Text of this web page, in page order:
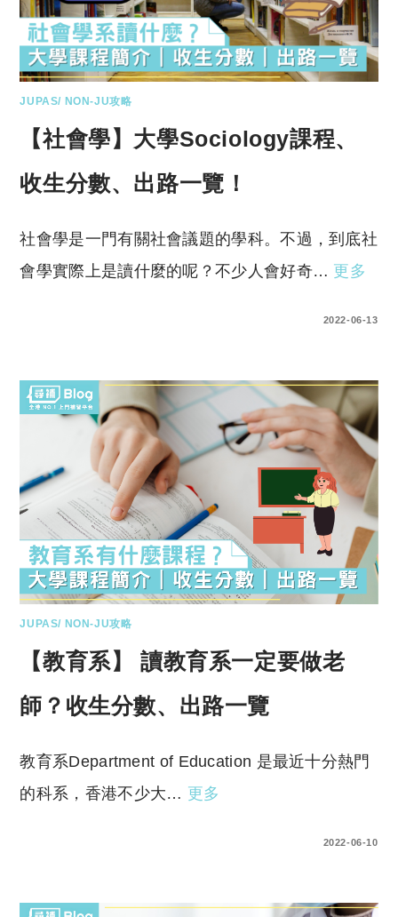
JUPAS/ NON-JU攻略
【社會學】大學Sociology課程、
收生分數、出路一覽！
社會學是一門有關社會議題的學科。不過，到底社
會學實際上是讀什麼的呢？不少人會好奇… 更多
2022-06-13
JUPAS/ NON-JU攻略
【教育系】 讀教育系一定要做老
師？收生分數、出路一覽
教育系Department of Education 是最近十分熱門
的科系，香港不少大… 更多
2022-06-10